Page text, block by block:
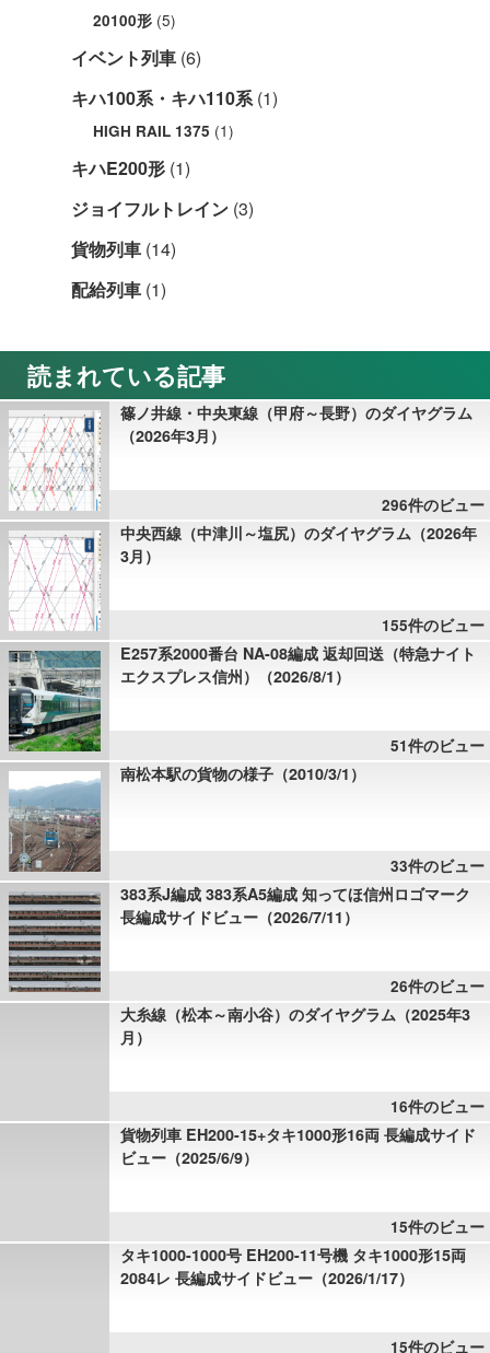
20100形 (5)
イベント列車 (6)
キハ100系・キハ110系(1)
HIGH RAIL 1375 (1)
キハE200形 (1)
ジョイフルトレイン (3)
貨物列車 (14)
配給列車 (1)
読まれている記事
篠ノ井線・中央東線（甲府～長野）のダイヤグラム
（2026年3月）
296件のビュー
中央西線（中津川～塩尻）のダイヤグラム（2026年
3月）
155件のビュー
E257系2000番台 NA-08編成 返却回送（特急ナイト
エクスプレス信州）（2026/8/1）
51件のビュー
南松本駅の貨物の様子（2010/3/1）
33件のビュー
383系J編成 383系A5編成 知ってほ信州ロゴマーク
長編成サイドビュー（2026/7/11）
26件のビュー
大糸線（松本～南小谷）のダイヤグラム（2025年3
月）
16件のビュー
貨物列車 EH200-15+タキ1000形16両 長編成サイド
ビュー（2025/6/9）
15件のビュー
タキ1000-1000号 EH200-11号機 タキ1000形15両
2084レ 長編成サイドビュー（2026/1/17）
15件のビュー